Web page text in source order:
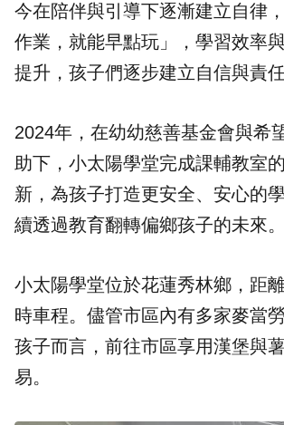
今在陪伴與引導下逐漸建立自律
作業，就能早點玩」，學習效率
提升，孩子們逐步建立自信與責任
2024年，在幼幼慈善基金會與希
助下，小太陽學堂完成課輔教室
新，為孩子打造更安全、安心的
續透過教育翻轉偏鄉孩子的未來。
小太陽學堂位於花蓮秀林鄉，距
時車程。儘管市區內有多家麥當
孩子而言，前往市區享用漢堡與
易。